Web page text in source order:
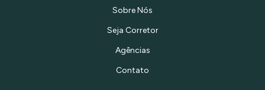
Sobre Nós
Seja Corretor
Agências
Contato